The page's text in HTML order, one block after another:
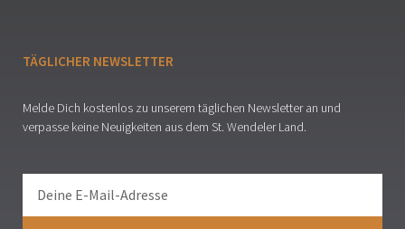
TÄGLICHER NEWSLETTER
Melde Dich kostenlos zu unserem täglichen Newsletter an und
verpasse keine Neuigkeiten aus dem St. Wendeler Land.